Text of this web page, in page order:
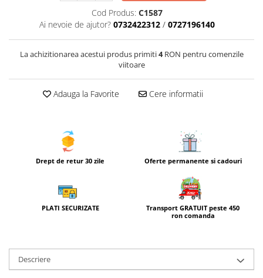
Cod Produs: C1587
Ai nevoie de ajutor? 0732422312 / 0727196140
La achizitionarea acestui produs primiti4RON pentru comenzile
viitoare
Adauga la Favorite Cere informatii
Drept de retur 30 zile Oferte permanente si cadouri
PLATI SECURIZATE
Transport GRATUIT peste 450
ron comanda
Descriere